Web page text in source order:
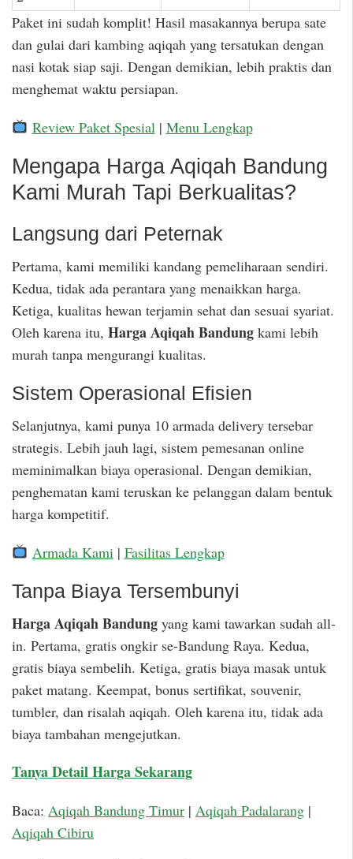
Paket ini sudah komplit! Hasil masakannya berupa sate
dan gulai dari kambing aqiqah yang tersatukan dengan
nasi kotak siap saji. Dengan demikian, lebih praktis dan
menghemat waktu persiapan.
Review Paket Spesial | Menu Lengkap
Mengapa Harga Aqiqah Bandung
Kami Murah Tapi Berkualitas?
Langsung dari Peternak
Pertama, kami memiliki kandang pemeliharaan sendiri.
Kedua, tidak ada perantara yang menaikkan harga.
Ketiga, kualitas hewan terjamin sehat dan sesuai syariat.
Oleh karena itu, Harga Aqiqah Bandung kami lebih
murah tanpa mengurangi kualitas.
Sistem Operasional Efisien
Selanjutnya, kami punya 10 armada delivery tersebar
strategis. Lebih jauh lagi, sistem pemesanan online
meminimalkan biaya operasional. Dengan demikian,
penghematan kami teruskan ke pelanggan dalam bentuk
harga kompetitif.
Armada Kami | Fasilitas Lengkap
Tanpa Biaya Tersembunyi
Harga Aqiqah Bandung yang kami tawarkan sudah all-
in. Pertama, gratis ongkir se-Bandung Raya. Kedua,
gratis biaya sembelih. Ketiga, gratis biaya masak untuk
paket matang. Keempat, bonus sertifikat, souvenir,
tumbler, dan risalah aqiqah. Oleh karena itu, tidak ada
biaya tambahan mengejutkan.
Tanya Detail Harga Sekarang
Baca: Aqiqah Bandung Timur | Aqiqah Padalarang |
Aqiqah Cibiru